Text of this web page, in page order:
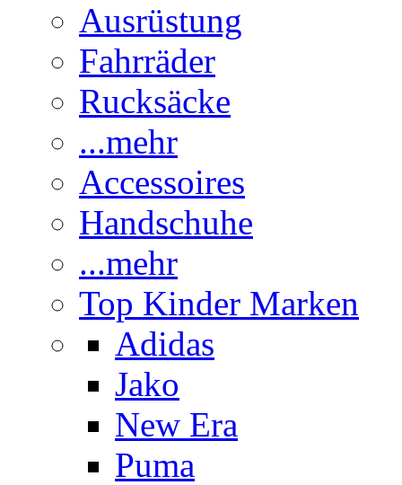
Ausrüstung
Fahrräder
Rucksäcke
...mehr
Accessoires
Handschuhe
...mehr
Top Kinder Marken
Adidas
Jako
New Era
Puma